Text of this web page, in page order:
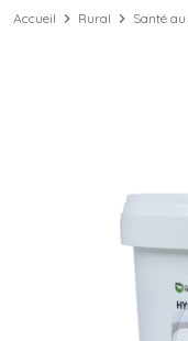
Accueil chevron_right Rural chevron_right Santé